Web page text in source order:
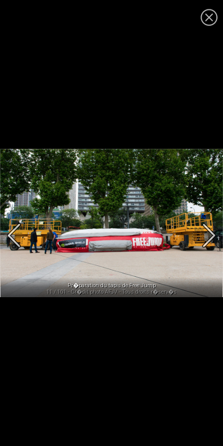
Pr�paration du tapis de Free Jump
11 / 101 - Cr�dit photo AFJV - Tous droits r�serv�s